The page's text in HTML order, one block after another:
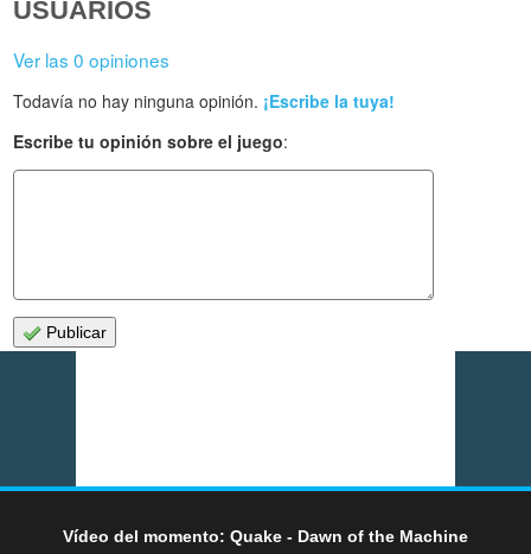
USUARIOS
Ver las 0 opiniones
Todavía no hay ninguna opinión. ¡Escribe la tuya!
Escribe tu opinión sobre el juego:
Publicar
Vídeo del momento: Quake - Dawn of the Machine